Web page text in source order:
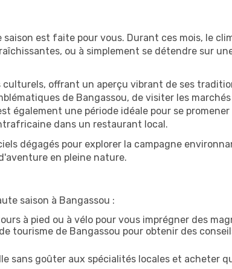
est faite pour vous. Durant ces mois, le
ou à simplement se détendre sur
offrant un aperçu vibrant de ses
de Bangassou, de visiter les
également une période idéale pour se
dans un restaurant local.
dégagés pour explorer la campagne
en pleine nature.
saison à Bangassou :
à pied ou à vélo pour vous imprégner des
tourisme de Bangassou pour obtenir des
sans goûter aux spécialités locales et acheter